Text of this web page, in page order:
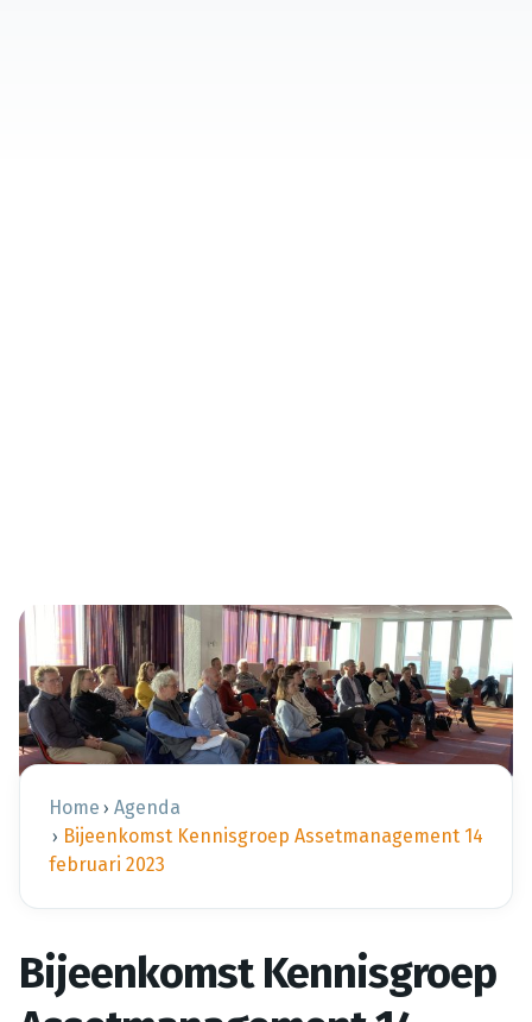
Home › Agenda
› Bijeenkomst Kennisgroep Assetmanagement 14
februari 2023
Bijeenkomst Kennisgroep